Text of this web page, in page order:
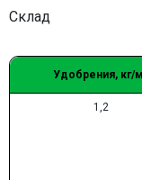
Склад
Удобрения, кг/м
1,2